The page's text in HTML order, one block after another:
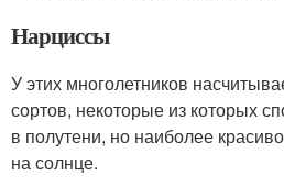
Нарциссы
У этих многолетников
сортов, некоторые из которых
в полутени, но наиболее
на солнце.